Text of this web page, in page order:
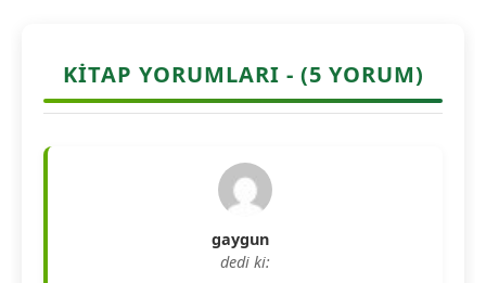
KITAP YORUMLARI - (5 YORUM)
gaygun
dedi ki: